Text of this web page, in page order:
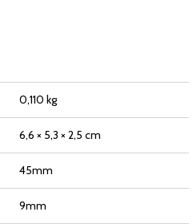
0,110 kg
6,6 × 5,3 × 2,5 cm
45mm
9mm